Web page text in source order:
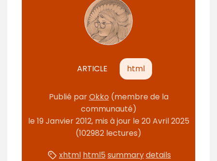
ARTICLE html
Publié parOkko (membre de la
communauté)
le19 Janvier 2012, mis à jour le20 Avril 2025
(102982 lectures)
xhtml html5 summarydetails